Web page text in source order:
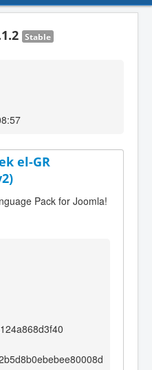
Stable
el-GR
Pack for Joomla!